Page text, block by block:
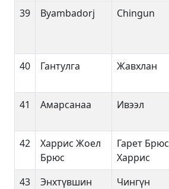
39
Byambadorj Chingun
40 Гантулга Жавхлан
41
Амарсанаа Ивээл
42
Харрис Жоел
Брюс
Гарет Брюс
Харрис
43
Энхтүвшин Чингүн